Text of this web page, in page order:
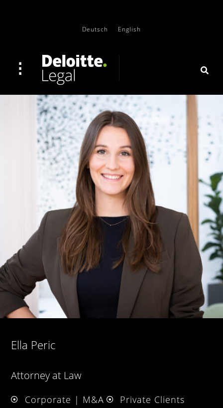
Deutsch English
Ella Peric
Attorney at Law
Corporate | M&A Private Clients